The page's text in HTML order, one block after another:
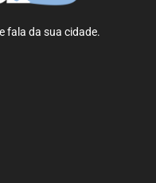
fala da sua cidade.